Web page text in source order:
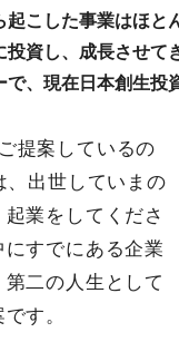
こした事業はほと
資し、成長させて
、現在日本創生投
提案しているの
、出世していまの
業をしてくださ
すでにある企業
二の人生として
す。